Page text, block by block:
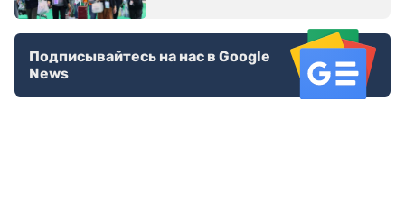
Подписывайтесь на нас в Google
News